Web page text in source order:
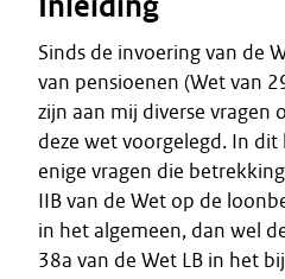
Sinds de invoering van de
van pensioenen (Wet van
zijn aan mij diverse vragen
deze wet voorgelegd. In
enige vragen die
IIB van de Wet op de
in het algemeen, dan wel
38a van de Wet LB in het